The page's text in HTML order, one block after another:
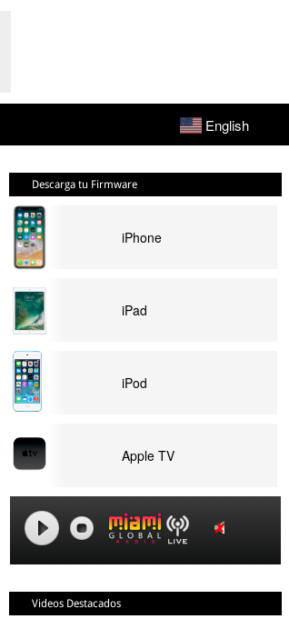
English
Descarga tu Firmware
iPhone
iPad
iPod
Apple TV
Videos Destacados